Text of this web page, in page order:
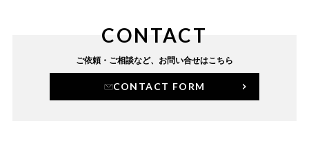
CONTACT
ご依頼・ご相談など、 お問い合せはこちら
CONTACT FORM